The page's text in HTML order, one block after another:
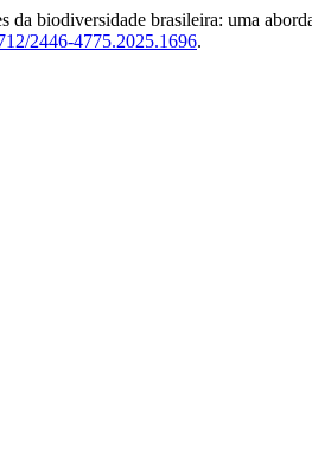
da biodiversidade brasileira: uma
2446-4775.2025.1696.